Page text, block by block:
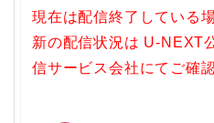
現在は配信終了している
新の配信状況は U-NEXT
信サービス会社にてご確